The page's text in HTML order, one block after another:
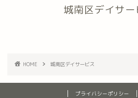
城南区デイサー
HOME 城南区デイサービス
プライバシーポリシー